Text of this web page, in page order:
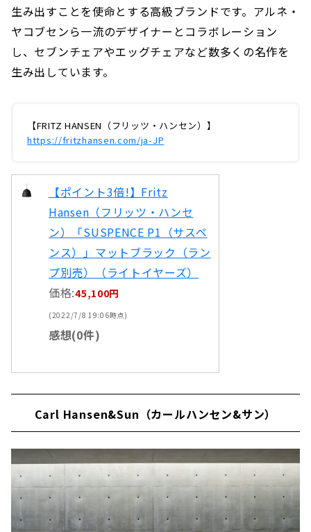
生み出すことを使命とする高級ブランドです。アルネ・
ヤコブセンら一流のデザイナーとコラボレーション
し、セブンチェアやエッグチェアなど数多くの名作を
生み出しています。
【FRITZ HANSEN（フリッツ・ハンセン）】
https://fritzhansen.com/ja-JP
【ポイント3倍!】Fritz
Hansen（フリッツ・ハンセ
ン）「SUSPENCE P1（サスペ
ンス）」マットブラック（ラン
プ別売）（ライトイヤーズ）
価格:45,100円
(2022/7/8 19:06時点)
感想(0件)
Carl Hansen&Sun（カールハンセン&サン）